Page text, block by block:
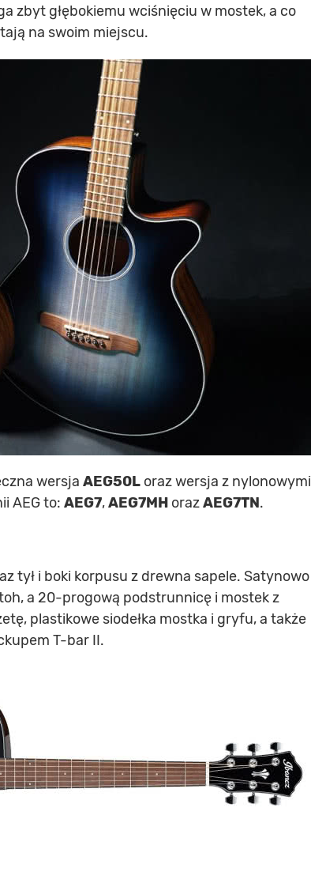
zbyt głębokiemu wciśnięciu w mostek, a co
na swoim miejscu.
wersja AEG50L oraz wersja z nylonowymi
AEG to: AEG7,AEG7MH orazAEG7TN.
tył i boki korpusu z drewna sapele. Satynowo
a 20-progową podstrunnicę i mostek z
plastikowe siodełka mostka i gryfu, a także
T-bar II.